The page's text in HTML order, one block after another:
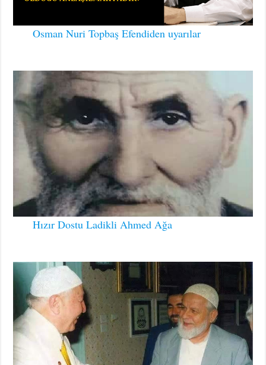
Osman Nuri Topbaş Efendiden uyarılar
Hızır Dostu Ladikli Ahmed Ağa